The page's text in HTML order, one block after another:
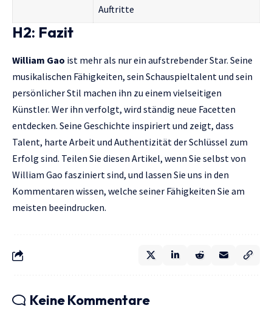
Auftritte
H2: Fazit
William Gao ist mehr als nur ein aufstrebender Star. Seine
musikalischen Fähigkeiten, sein Schauspieltalent und sein
persönlicher Stil machen ihn zu einem vielseitigen
Künstler. Wer ihn verfolgt, wird ständig neue Facetten
entdecken. Seine Geschichte inspiriert und zeigt, dass
Talent, harte Arbeit und Authentizität der Schlüssel zum
Erfolg sind. Teilen Sie diesen Artikel, wenn Sie selbst von
William Gao fasziniert sind, und lassen Sie uns in den
Kommentaren wissen, welche seiner Fähigkeiten Sie am
meisten beeindrucken.
Keine Kommentare